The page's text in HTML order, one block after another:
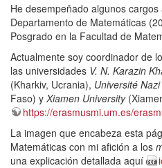
He desempeñado algunos
Departamento de Matemáticas
Posgrado en la Facultad de
Actualmente soy coordinador de
las universidades V. N. Karazin
(Kharkiv, Ucrania), Université
Faso) y Xiamen University
https://erasmusmi.um.es/
La imagen que encabeza esta
Matemáticas con mi afición a los
una explicación detallada aquí